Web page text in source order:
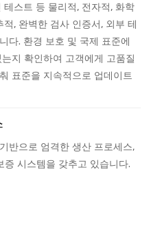
스트 등 물리적, 전자적, 화학
, 완벽한 검사 인증서, 외부 테
다. 환경 보호 및 국제 표준에
지 확인하여 고객에게 고품질
표준을 지속적으로 업데이트
반으로 엄격한 생산 프로세스,
시스템을 갖추고 있습니다.